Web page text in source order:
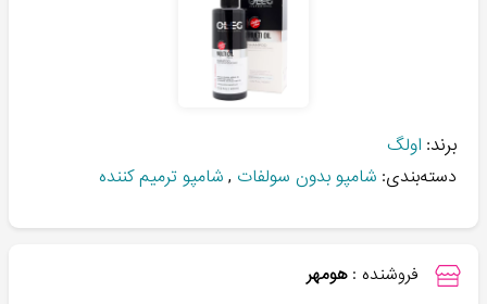
برند: اولگ
دسته‌بندی: شامپو بدون سولفات , شامپو ترمیم کننده
فروشنده : هومهر